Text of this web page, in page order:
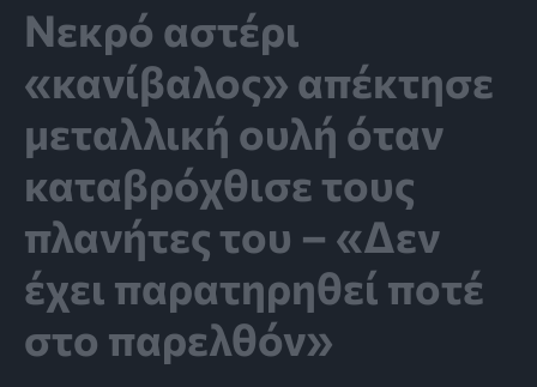
Νεκρό αστέρι
«κανίβαλος» απέκτησε
μεταλλική ουλή όταν
καταβρόχθισε τους
πλανήτες του – «Δεν
έχει παρατηρηθεί ποτέ
στο παρελθόν»